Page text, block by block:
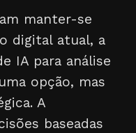
manter-se
digital atual, a
IA para análise
opção, mas
A
baseadas